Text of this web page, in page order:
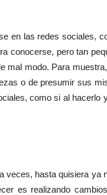
en las redes sociales,
conocerse, pero tan
mal modo. Para
o de presumir sus
como si al hacerlo
veces, hasta quisiera ya
es realizando